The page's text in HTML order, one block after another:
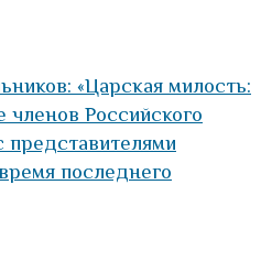
«Царская милость:
Российского
последнего